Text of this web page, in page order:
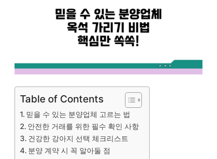
Table of Contents
믿을 수 있는 분양업체 고르는 법
안전한 거래를 위한 필수 확인 사항
건강한 강아지 선택 체크리스트
분양 계약 시 꼭 알아둘 점